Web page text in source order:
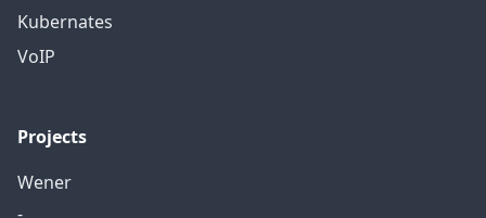
Kubernates
VoIP
Projects
Wener